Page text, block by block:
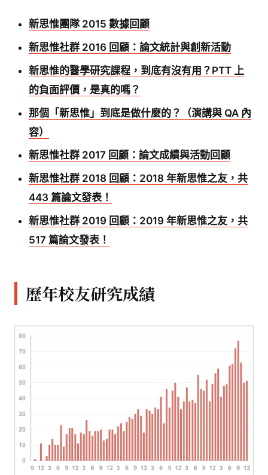
新思惟團隊 2015 數據回顧
新思惟社群 2016 回顧：論文統計與創新活動
新思惟的醫學研究課程，到底有沒有用？PTT 上
的負面評價，是真的嗎？
那個「新思惟」到底是做什麼的？（演講與 QA 內
容）
新思惟社群 2017 回顧：論文成績與活動回顧
新思惟社群 2018 回顧：2018 年新思惟之友，共
443 篇論文發表！
新思惟社群 2019 回顧：2019 年新思惟之友，共
517 篇論文發表！
歷年校友研究成績